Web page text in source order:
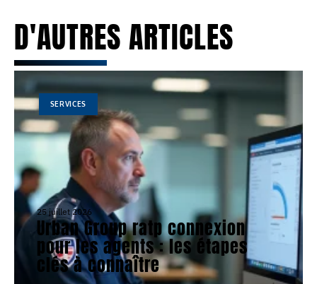
D'AUTRES ARTICLES
SERVICES
25 juillet 2026
Urban Group ratp connexion
pour les agents : les étapes
clés à connaître